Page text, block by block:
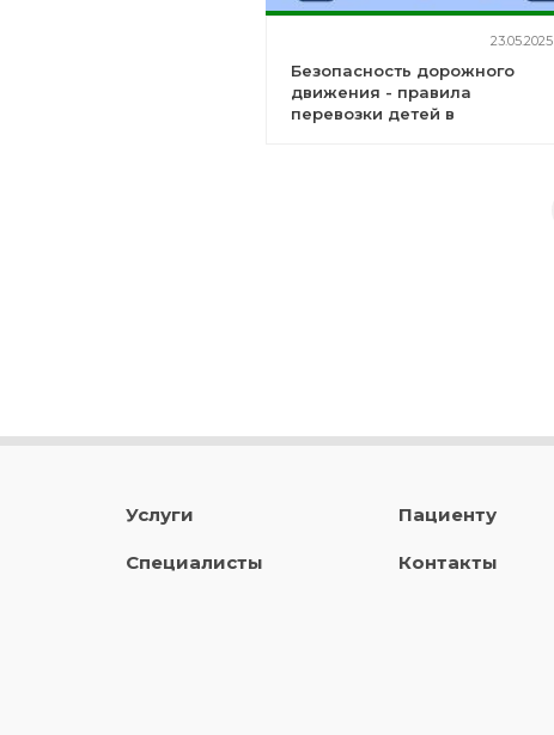
23.05.2025
Безопасность дорожного
движения - правила
перевозки детей в
Услуги
Специалисты
Пациенту
Контакты